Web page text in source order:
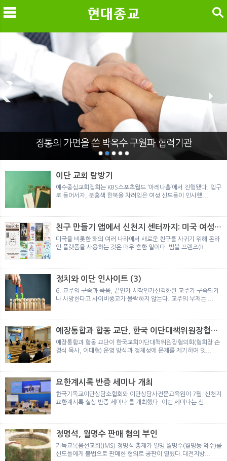
메
뉴 색
정통의 가면을 쓴 박옥수 구원파 협력기관
이단 교회 탐방기
예수중심교회집회는 KBS스포츠월드 ‘아레나홀’에서 진행됐다. 입구
로 들어서자, 분홍색 한복을 차려입은 여성 신도들이 인사했...
친구 만들기 앱에서 신천지 센터까지: 미국 여성이
경험한 9개월 포섭의 전 과정
미국을 비롯한 해외 여러 나라에서 새로운 친구를 사귀기 위해 온라
인 플랫폼을 사용하는 것은 매우 흔한 일이다. 범블 프렌즈(B...
정치와 이단 인사이트 (3)
6. 교주의 구속과 죽음, 끝인가 시작인가신격화된 교주가 구속되거
나 사망한다고 사이비종교가 몰락하지 않는다. 교주의 부재는 ...
예장통합과 합동 교단, 한국 이단대책위원장협의
회 탈퇴
예장통합과 합동 교단이 한국교회이단대책위원장협의회(협회장 손
경식 목사, 이대협) 운영 방식과 정체성에 문제를 제기하며 잇...
요한계시록 반증 세미나 개최
한국기독교이단상담소협회와 이단상담사전문교육원이 7월 '신천지
요한계시록 실상 반증 세미나'를 개최했다. 이번 세미나는 신...
정명석, 월명수 판매 혐의 부인
기독교복음선교회(JMS) 정명석 총재가 일명 월명수(월명동 약수)를
신도들에게 불법으로 판매한 혐의로 공판이 열렸다.대전지방...